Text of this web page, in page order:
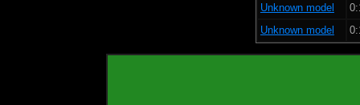
Unknown model
Unknown model